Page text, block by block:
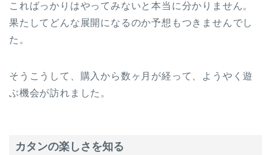
こればっかりはやってみないと本当に分かりません。
果たしてどんな展開になるのか予想もつきませんでし
た。
そうこうして、購入から数ヶ月が経って、ようやく遊
ぶ機会が訪れました。
カタンの楽しさを知る